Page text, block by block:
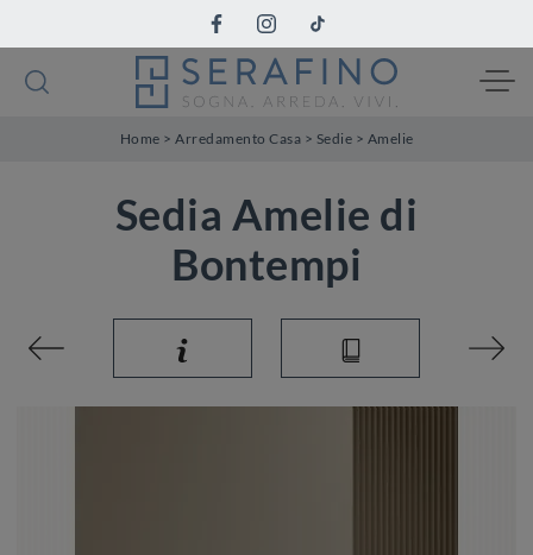
Home > Arredamento Casa > Sedie > Amelie
Sedia Amelie di
Bontempi